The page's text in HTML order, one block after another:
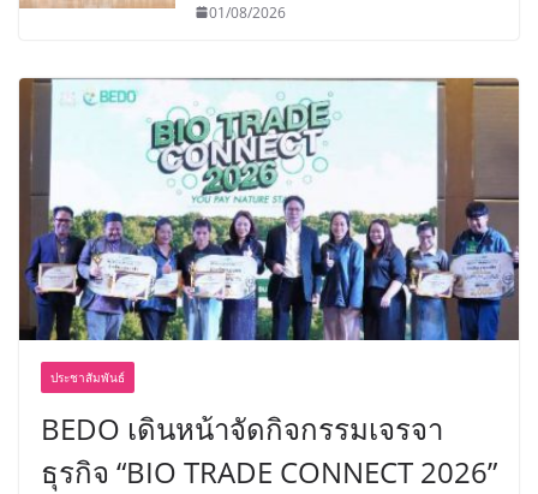
01/08/2026
ประชาสัมพันธ์
BEDO เดินหน้าจัดกิจกรรมเจรจา
ธุรกิจ “BIO TRADE CONNECT 2026”